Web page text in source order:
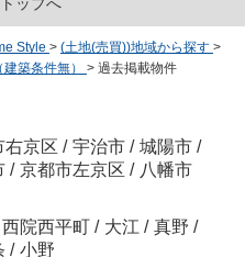
Style > (土地(売買))地域から探す >
築条件無） > 過去掲載物件
右京区 / 宇治市 / 城陽市 /
/ 京都市左京区 / 八幡市
西院西平町 / 大江 / 真野 /
/ 小野